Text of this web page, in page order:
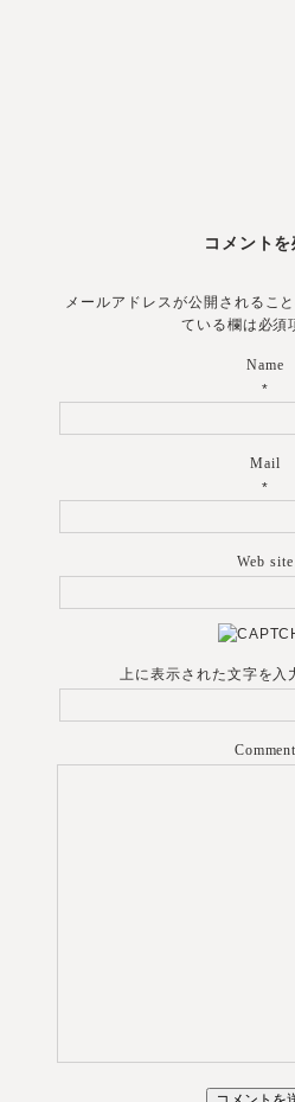
コメント
メールアドレスが公開されるこ
ている欄は必須
Name
*
Mail
*
Web site
上に表示された文字を入
Comment